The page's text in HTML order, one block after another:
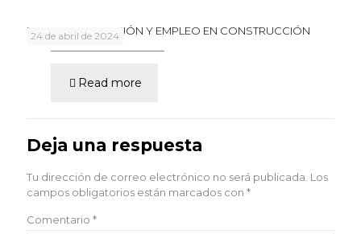
24 de abril de 2024
RUTA DE FORMACIÓN Y EMPLEO EN CONSTRUCCIÓN
Read more
Deja una respuesta
Tu dirección de correo electrónico no será publicada. Los
campos obligatorios están marcados con *
Comentario *